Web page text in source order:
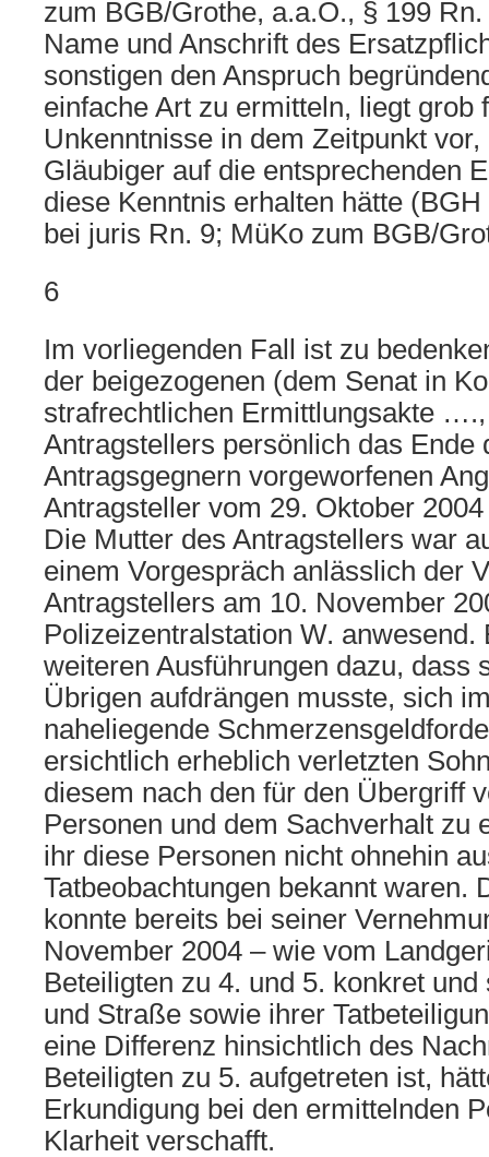
zum BGB/Grothe, a.a.O., § 199
Name und Anschrift des
sonstigen den Anspruch
einfache Art zu ermitteln, liegt grob
Unkenntnisse in dem Zeitpunkt
Gläubiger auf die entsprechenden
diese Kenntnis erhalten hätte (BGH
bei juris Rn. 9; MüKo zum BGB/
6
Im vorliegenden Fall ist zu
der beigezogenen (dem Senat in
strafrechtlichen Ermittlungsakte
Antragstellers persönlich das Ende
Antragsgegnern vorgeworfenen
Antragsteller vom 29. Oktober
Die Mutter des Antragstellers war
einem Vorgespräch anlässlich der
Antragstellers am 10. November
Polizeizentralstation W. anwesend.
weiteren Ausführungen dazu, dass
Übrigen aufdrängen musste, sich
naheliegende
ersichtlich erheblich verletzten
diesem nach den für den Übergriff
Personen und dem Sachverhalt zu
ihr diese Personen nicht ohnehin
Tatbeobachtungen bekannt waren.
konnte bereits bei seiner
November 2004 – wie vom
Beteiligten zu 4. und 5. konkret
und Straße sowie ihrer
eine Differenz hinsichtlich des
Beteiligten zu 5. aufgetreten ist,
Erkundigung bei den ermittelnden
Klarheit verschafft.